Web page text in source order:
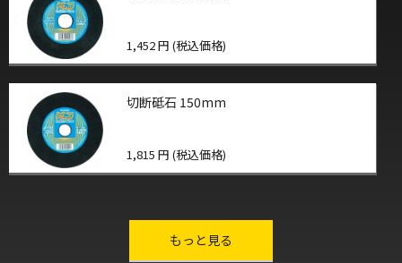
1,452 円 (税込価格)
切断砥石 150mm
1,815 円 (税込価格)
もっと見る